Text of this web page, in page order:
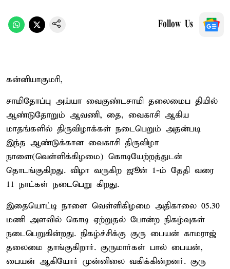
Follow Us
கன்னியாகுமரி,
சாமிதோப்பு அய்யா வைகுண்டசாமி தலைமைப தியில்
ஆண்டுதோறும் ஆவணி, தை, வைகாசி ஆகிய
மாதங்களில் திருவிழாக்கள் நடைபெறும் அதன்படி
இந்த ஆண்டுக்கான வைகாசி திருவிழா
நாளை(வெள்ளிக்கிழமை) கொடியேற்றத்துடன்
தொடங்குகிறது. விழா வருகிற ஜூன் 1-ம் தேதி வரை
11 நாட்கள் நடைபெறு கிறது.
இதையொட்டி நாளை வெள்ளிகிழமை அதிகாலை 05.30
மணி அளவில் கொடி ஏற்றுதல் போன்ற நிகழ்வுகள்
நடைபெறுகின்றது. நிகழ்ச்சிக்கு குரு பையன் காமராஜ்
தலைமை தாங்குகிறார். குருமார்கள் பால் பையன்,
பையன் ஆகியோர் முன்னிலை வகிக்கின்றனர். குரு